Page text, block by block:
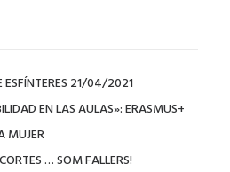
ESFÍNTERES 21/04/2021
EN LAS AULAS»: ERASMUS+
MUJER
… SOM FALLERS!